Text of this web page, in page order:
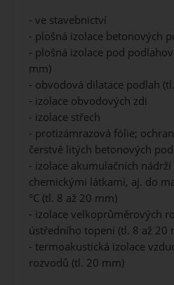
- ve stavebnictví
- plošná izolace betonových
- plošná izolace pod
mm)
- obvodová dilatace podlah
- izolace obvodových zdi
- izolace střech
- protizámrazová fólie;
čerstvě litých betonových
- izolace akumulačních
chemickými látkami, aj. do
°C (tl. 8 až 20 mm)
- izolace velkoprůměrových
ústředního topení (tl. 8 až 20
- termoakustická izolace
rozvodů (tl. 20 mm)